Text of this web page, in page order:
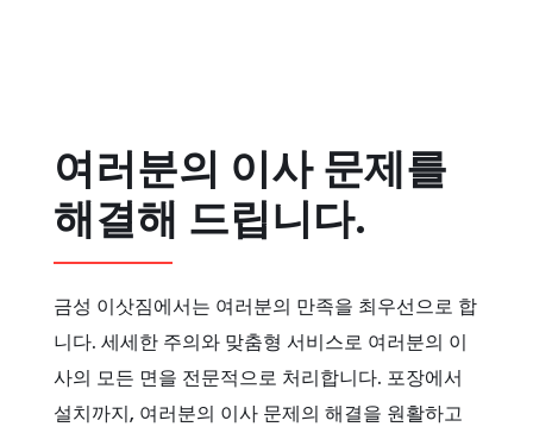
여러분의 이사 문제를
해결해 드립니다.
금성 이삿짐에서는 여러분의 만족을 최우선으로 합
니다. 세세한 주의와 맞춤형 서비스로 여러분의 이
사의 모든 면을 전문적으로 처리합니다. 포장에서
설치까지, 여러분의 이사 문제의 해결을 원활하고